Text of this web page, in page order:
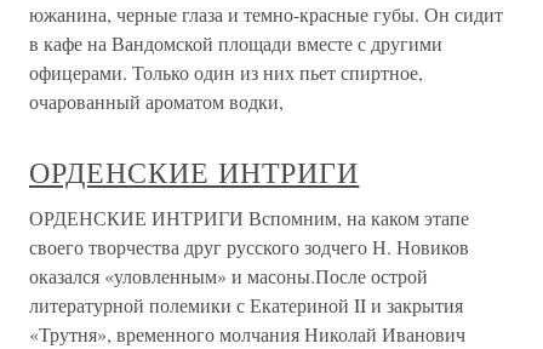
южанина, черные глаза и темно-красные губы. Он сидит
в кафе на Вандомской площади вместе с другими
офицерами. Только один из них пьет спиртное,
очарованный ароматом водки,
ОРДЕНСКИЕ ИНТРИГИ
ОРДЕНСКИЕ ИНТРИГИ Вспомним, на каком этапе
своего творчества друг русского зодчего Н. Новиков
оказался «уловленным» и масоны.После острой
литературной полемики с Екатериной II и закрытия
«Трутня», временного молчания Николай Иванович